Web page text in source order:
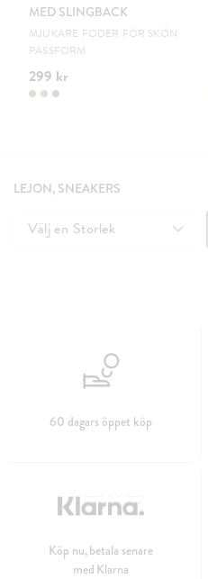
MED SLINGBACK
MJUKARE FODER FÖR SKÖN
PASSFORM
299 kr
LEJON, SNEAKERS
Välj en Storlek
60 dagars öppet köp
Köp nu, betala senare
med Klarna